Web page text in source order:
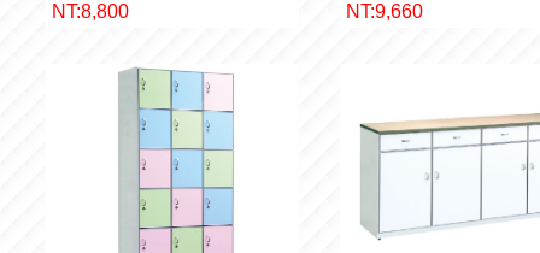
NT:8,800 NT:9,660